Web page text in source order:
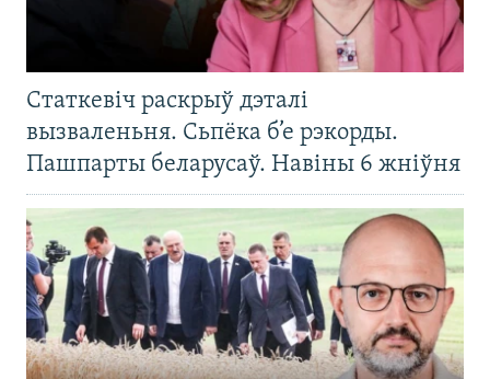
Статкевіч раскрыў дэталі
вызваленьня. Сьпёка б’е рэкорды.
Пашпарты беларусаў. Навіны 6 жніўня